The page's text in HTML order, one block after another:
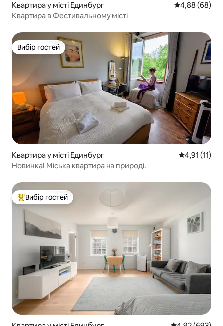
Квартира у місті Единбург Середня
4,88 (68)
Квартира в Фестивальному місті
Вибір гостей
Вибір гостей
Квартира у місті Единбург Середня
4,91 (11)
Новинка! Міська квартира на природі.
Топ вибір гостей
Вибір гостей